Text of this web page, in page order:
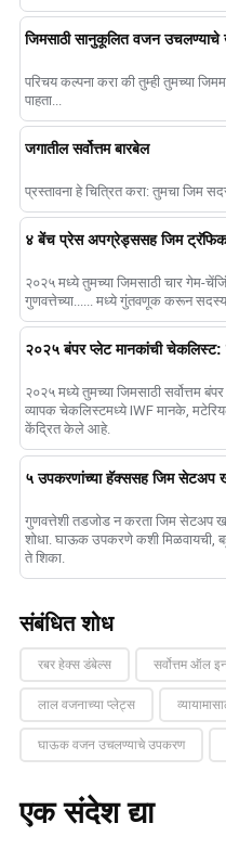
जिमसाठी सानुकूलित वजन
परिचय कल्पना करा की तुम्ही तुमच्या
पाहता...
जगातील सर्वोत्तम बारबेल
प्रस्तावना हे चित्रित करा: तुमचा जिम
४ बेंच प्रेस अपग्रेड्ससह जिम ट्रॅफिक
२०२५ मध्ये तुमच्या जिमसाठी चार गेम-
गुणवत्तेच्या...... मध्ये गुंतवणूक करून
२०२५ बंपर प्लेट मानकांची चेकलिस्ट:
२०२५ मध्ये तुमच्या जिमसाठी सर्वोत्तम
व्यापक चेकलिस्टमध्ये IWF मानके,
केंद्रित केले आहे.
५ उपकरणांच्या हॅक्ससह जिम सेटअप
गुणवत्तेशी तडजोड न करता जिम सेटअप
शोधा. घाऊक उपकरणे कशी मिळवायची,
ते शिका.
संबंधित शोध
रबर हेक्स डंबेल्स सर्वोत्तम ऑल
लाल वजनाच्या प्लेट्स
घाऊक वजन उचलण्याचे उपकरण
एक संदेश द्या